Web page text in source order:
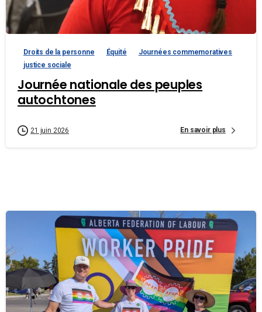
Droits de la personne Équité
Journées commemoratives
justice sociale
Journée nationale des peuples
autochtones
21 juin 2026 En savoir plus